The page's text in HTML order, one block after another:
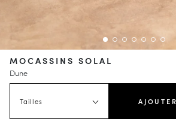
MOCASSINS SOLAL
Dune
Tailles